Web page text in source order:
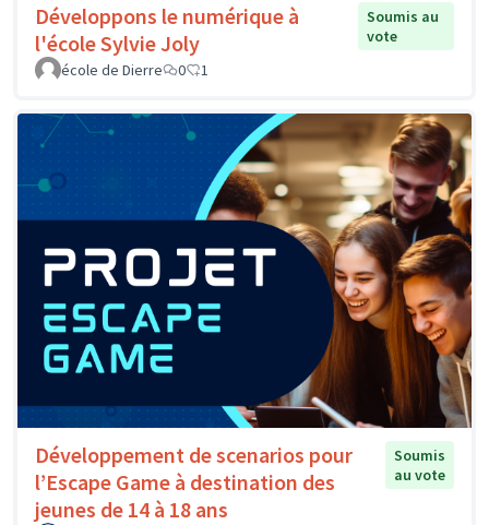
Développons le numérique à
l'école Sylvie Joly
Soumis au
vote
école de Dierre
0 1
Développement de scenarios pour
l’Escape Game à destination des
jeunes de 14 à 18 ans
Soumis
au vote